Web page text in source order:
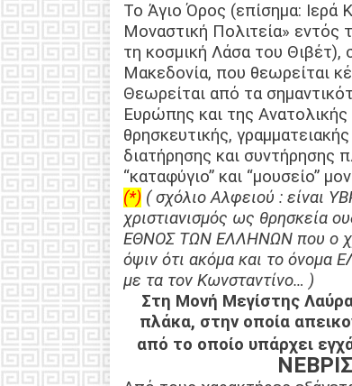
Το Άγιο Όρος (επίσημα: Ιερά
Μοναστική Πολιτεία» εντός
τη κοσμική Λάσα του
Μακεδονία, που θεωρείται
Θεωρείται από τα
Ευρώπης και της
θρησκευτικής,
διατήρησης και συντήρησης
“καταφύγιο” και “μουσείο”
(*) ( σχόλιο Αλφειού : είναι
χριστιανισμός ως θρησκεία
ΕΘΝΟΣ ΤΩΝ ΕΛΛΗΝΩΝ που ο
όψιν ότι ακόμα και το όνομα
με τα τον Κωνσταντίνο… )
Στη Μονή Μεγίστης
πλάκα, στην οποία
από το οποίο υπάρχει